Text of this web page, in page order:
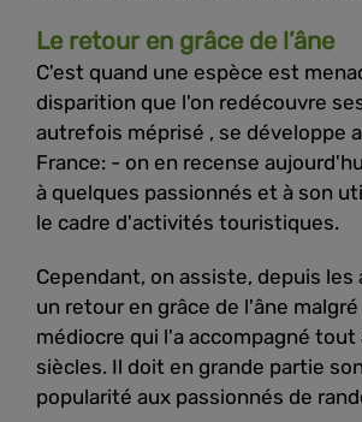
Le retour en grâce de l’âne
C'est quand une espèce est
disparition que l'on redécouvre
autrefois méprisé , se développe
France: - on en recense
à quelques passionnés et à son
le cadre d'activités touristiques.
Cependant, on assiste, depuis les
un retour en grâce de l'âne
médiocre qui l'a accompagné tout
siècles. Il doit en grande partie
popularité aux passionnés de